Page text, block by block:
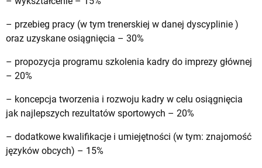
– przebieg pracy (w tym trenerskiej w danej dyscyplinie )
oraz uzyskane osiągnięcia – 30%
– propozycja programu szkolenia kadry do imprezy głównej
– 20%
– koncepcja tworzenia i rozwoju kadry w celu osiągnięcia
jak najlepszych rezultatów sportowych – 20%
– dodatkowe kwalifikacje i umiejętności (w tym: znajomość
języków obcych) – 15%